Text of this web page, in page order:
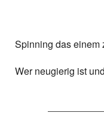
Spinning das einem
Wer neugierig ist